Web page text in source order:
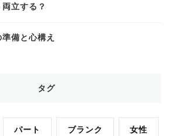
立する？
備と心構え
タグ
パート ブランク 女性